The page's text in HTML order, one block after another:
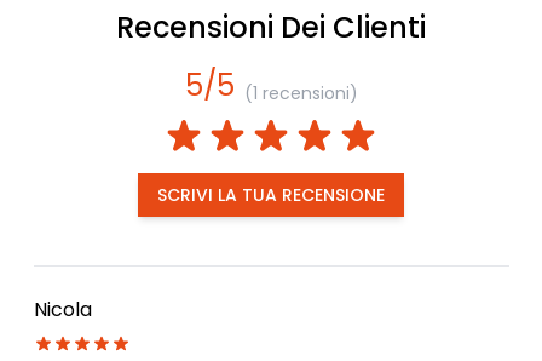
Recensioni Dei Clienti
5/5 (1 recensioni)
SCRIVI LA TUA RECENSIONE
Nicola